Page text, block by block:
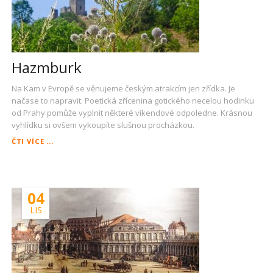
Hazmburk
Na Kam v Evropě se věnujeme českým atrakcím jen zřídka. Je
načase to napravit. Poetická zřícenina gotického necelou hodinku
od Prahy pomůže vyplnit některé víkendové odpoledne. Krásnou
vyhlídku si ovšem vykoupíte slušnou procházkou.
ČTI VÍCE ...
04
LIS